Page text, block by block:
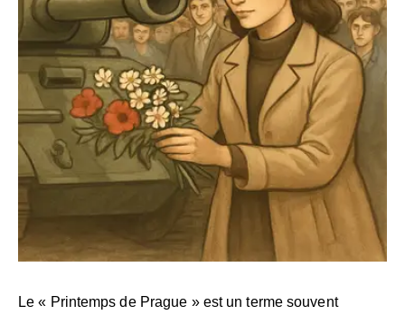
Le « Printemps de Prague » est un terme souvent